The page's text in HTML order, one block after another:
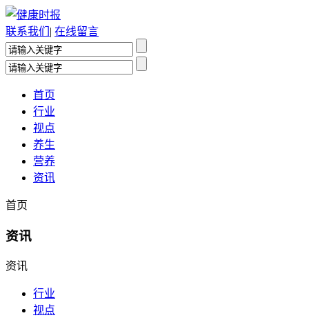
联系我们 | 在线留言
首页
行业
视点
养生
营养
资讯
首页
资讯
资讯
行业
视点